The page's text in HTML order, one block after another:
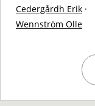
Cedergårdh Erik ·
Wennström Olle